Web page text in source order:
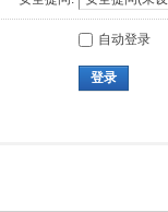
自动登录
登录